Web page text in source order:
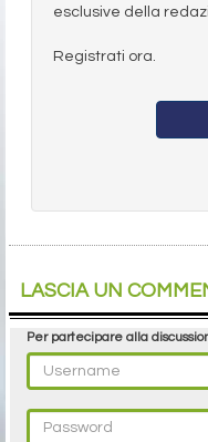
esclusive della
Registrati ora.
LASCIA UN
Per partecipare alla